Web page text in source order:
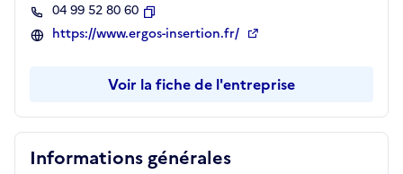
Informations générales
04 99 52 80 60
Copier
https://www.ergos-insertion.fr/
Voir la fiche de l'entreprise